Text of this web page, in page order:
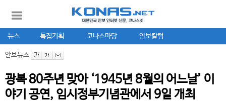
뉴스 특집기획 코나스마당 안보칼럼
안보뉴스
광복 80주년 맞아 ‘1945년 8월의 어느날’ 이
야기 공연, 임시정부기념관에서 9일 개최